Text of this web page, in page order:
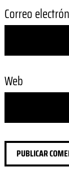
Correo
Web